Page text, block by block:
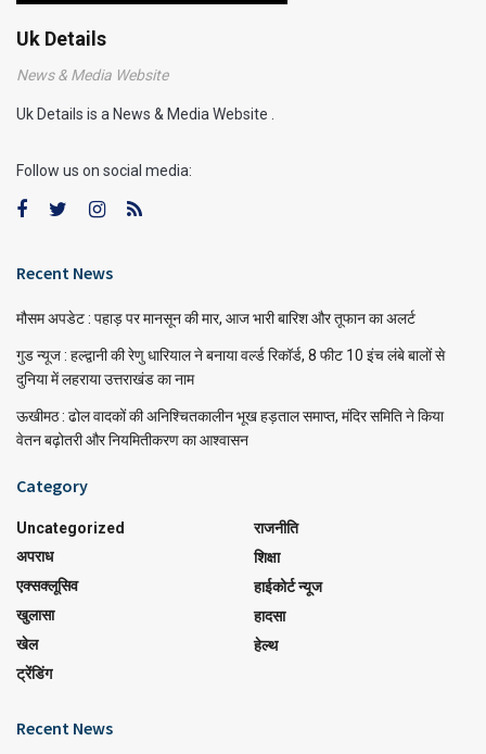
Uk Details
News & Media Website
Uk Details is a News & Media Website .
Follow us on social media:
Recent News
मौसम अपडेट : पहाड़ पर मानसून की मार, आज भारी बारिश और तूफान का अलर्ट
गुड न्यूज : हल्द्वानी की रेणु धारियाल ने बनाया वर्ल्ड रिकॉर्ड, 8 फीट 10 इंच लंबे बालों से
दुनिया में लहराया उत्तराखंड का नाम
ऊखीमठ : ढोल वादकों की अनिश्चितकालीन भूख हड़ताल समाप्त, मंदिर समिति ने किया
वेतन बढ़ोतरी और नियमितीकरण का आश्वासन
Category
Uncategorized
अपराध
एक्सक्लूसिव
खुलासा
खेल
ट्रेंडिंग
राजनीति
शिक्षा
हाईकोर्ट न्यूज
हादसा
हेल्थ
Recent News